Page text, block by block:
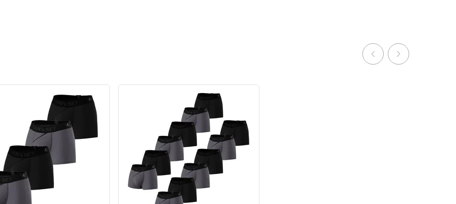
чоловічий Honey Resort
грн
Комплект з футболки та кепки,
Surf Season Kit, білий
2098 грн
1951 грн
Ціна для Club: 1783 грн